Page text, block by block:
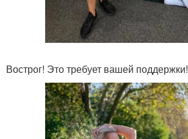
Вострог! Это требует вашей поддержки!